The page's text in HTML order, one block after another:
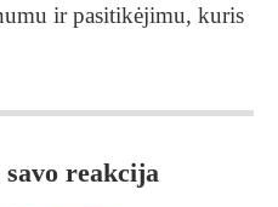
ir pasitikėjimu, kuris
reakcija